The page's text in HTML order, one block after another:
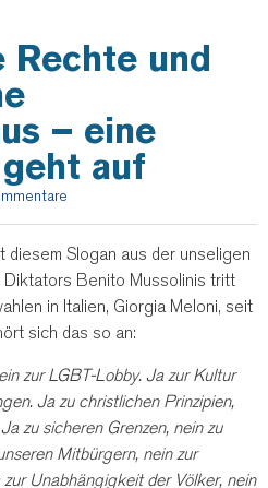
Rechte und
– eine
auf
diesem Slogan aus der unseligen
Benito Mussolinis tritt
in Italien, Giorgia Meloni, seit
sich das so an:
zur LGBT-Lobby. Ja zur Kultur
Ja zu christlichen Prinzipien,
zu sicheren Grenzen, nein zu
Mitbürgern, nein zur
Unabhängigkeit der Völker, nein